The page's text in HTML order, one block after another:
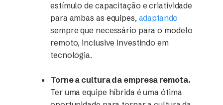
estímulo de capacitação e criatividade
para ambas as equipes, adaptando
sempre que necessário para o modelo
remoto, inclusive investindo em
tecnologia.
Torne a cultura da empresa remota.
Ter uma equipe híbrida é uma ótima